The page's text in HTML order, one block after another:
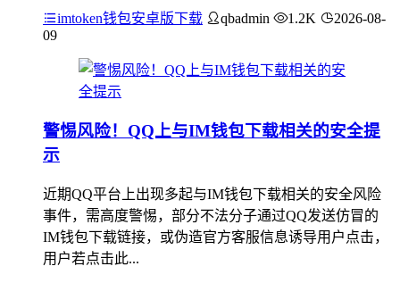
imtoken钱包安卓版下载 qbadmin 1.2K
2026-08-
09
警惕风险！QQ上与IM钱包下载相关的安全提
示
近期QQ平台上出现多起与IM钱包下载相关的安全风险
事件，需高度警惕，部分不法分子通过QQ发送仿冒的
IM钱包下载链接，或伪造官方客服信息诱导用户点击，
用户若点击此...